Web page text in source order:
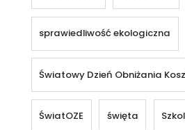
sprawiedliwość ekologiczna
Światowy Dzień Obniżania
ŚwiatOZE święta